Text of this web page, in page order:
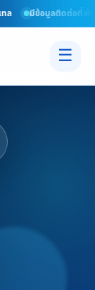
มีข้อมูลติดต่อที่พักโดยต
☰